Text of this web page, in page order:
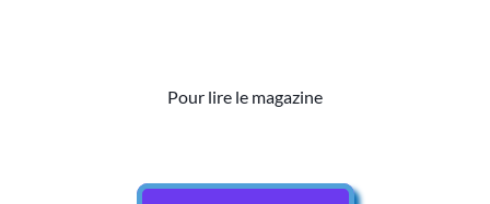
Pour lire le magazine